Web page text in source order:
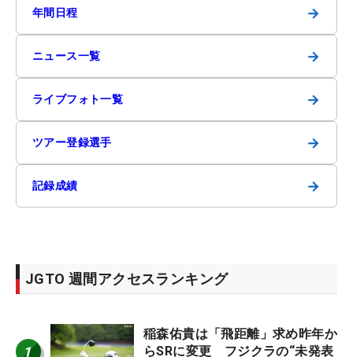
年間日程 →
ニュース一覧 →
ライブフォト一覧 →
ツアー登録選手 →
記録成績 →
JGTO 週間アクセスランキング
1
稲森佑貴は「飛距離」求め昨年か
らSRに変更 フジクラの“未発表